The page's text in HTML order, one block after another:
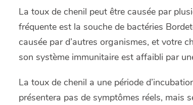
La toux de chenil peut être causée par
fréquente est la souche de bactéries
causée par d’autres organismes, et votre
son système immunitaire est affaibli par
La toux de chenil a une période
présentera pas de symptômes réels, mais